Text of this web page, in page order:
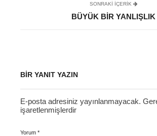
SONRAKI IÇERIK
BÜYÜK BIR YANLIŞLIK
BIR YANIT YAZIN
E-posta adresiniz yayınlanmayacak.
işaretlenmişlerdir
Yorum *